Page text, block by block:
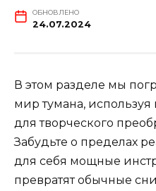
ОБНОВЛЕНО
24.07.2024
В этом разделе мы
мир тумана,
для творческого
Забудьте о пределах
для себя мощные
превратят обычные